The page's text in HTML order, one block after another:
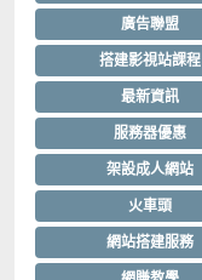
廣告聯盟
搭建影視站課程
最新資訊
服務器優惠
架設成人網站
火車頭
網站搭建服務